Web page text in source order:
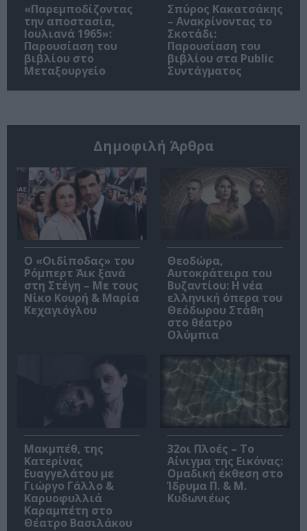
«Παρεμποδίζοντας
την αποστασία,
Ιουλιανά 1965»:
Παρουσίαση του
βιβλίου στο
Μεταξουργείο
Σπύρος Κακατσάκης
– Ανακρίνοντας το
Σκοτάδι:
Παρουσίαση του
βιβλίου στα Public
Συντάγματος
Δημοφιλή Άρθρα
O «Οιδίποδας» του
Ρόμπερτ Άικ ξανά
στη Στέγη – Με τους
Νίκο Κουρή & Μαρία
Κεχαγιόγλου
Θεοδώρα,
Αυτοκράτειρα του
Βυζαντίου: Η νέα
ελληνική όπερα του
Θεόδωρου Στάθη
στο θέατρο
Ολύμπια
Μακμπέθ, της
Κατερίνας
Ευαγγελάτου με
Γιώργο Γάλλο &
Καρυοφυλλιά
Καραμπέτη στο
Θέατρο Βασιλάκου
32οι Πλοές – Το
Αίνιγμα της Εικόνας:
Ομαδική έκθεση στο
Ίδρυμα Π. & Μ.
Κυδωνιέως